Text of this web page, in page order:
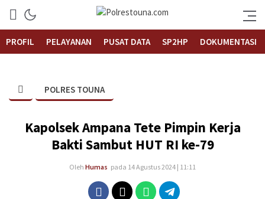
PROFIL
PELAYANAN PUSAT DATA SP2HP DOKUMENTASI
POLRES TOUNA
Kapolsek Ampana Tete Pimpin Kerja
Bakti Sambut HUT RI ke-79
Oleh Humas pada 14 Agustus 2024 | 11:11